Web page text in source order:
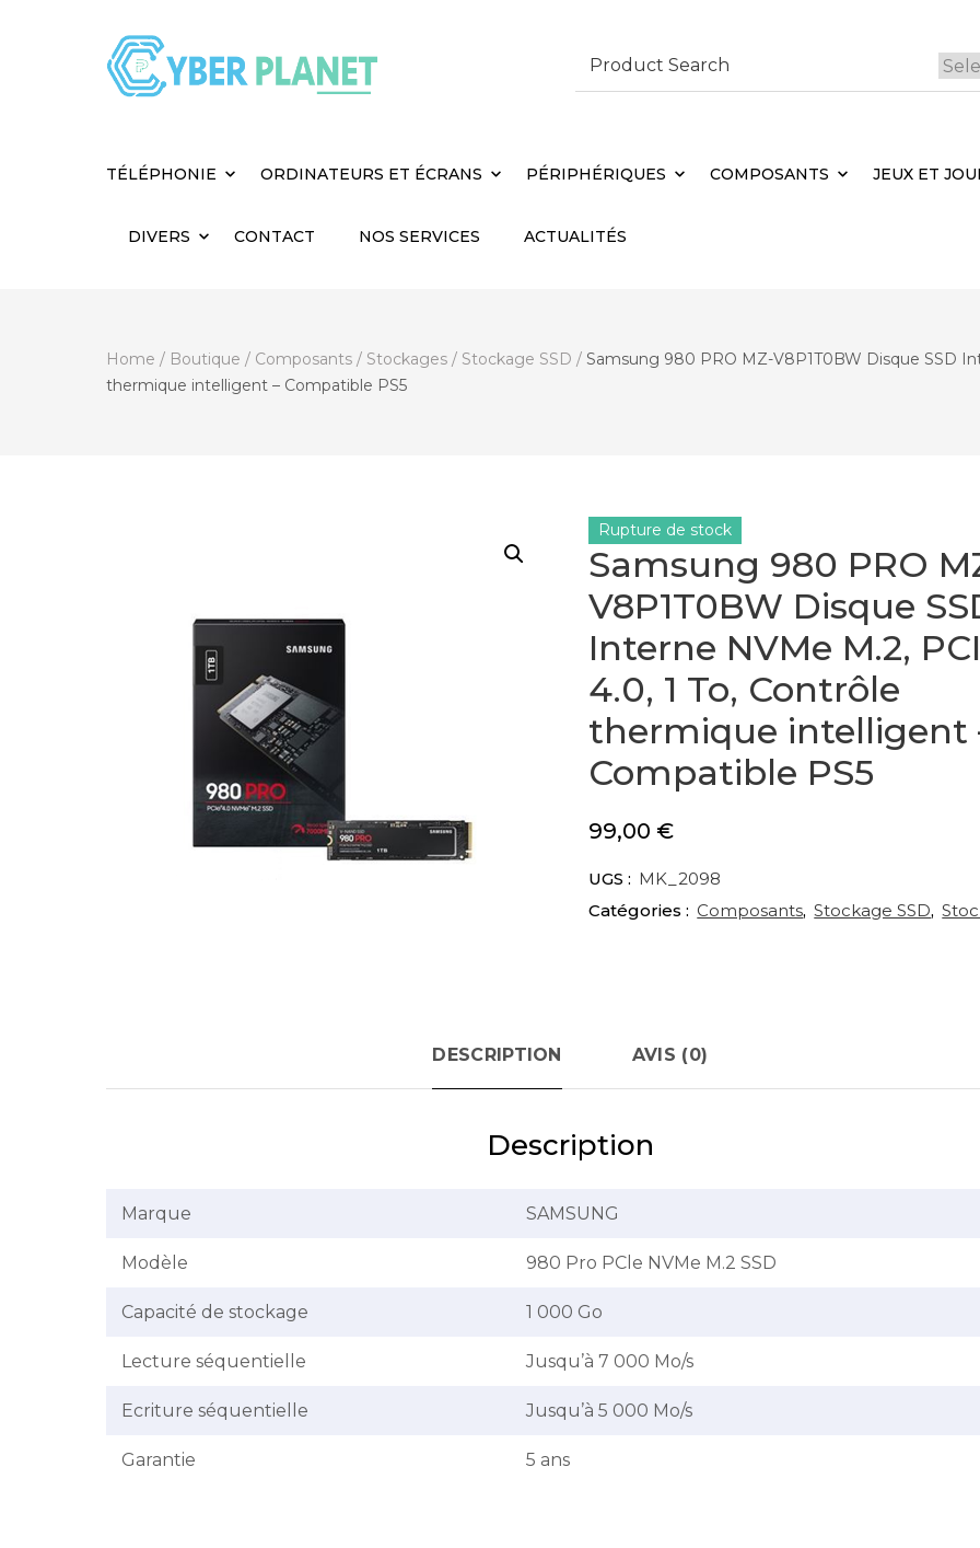
Search
for:
TÉLÉPHONIE ORDINATEURS ET ÉCRANS PÉRIPHÉRIQUES COMPOSANTS JEUX ET
DIVERS CONTACT NOS SERVICES ACTUALITÉS
Home / Boutique / Composants / Stockages / Stockage SSD / Samsung 980 PRO MZ-V8P1T0BW Disque SSD
thermique intelligent – Compatible PS5
Samsung 980 PRO
V8P1T0BW Disque
Interne NVMe M.2,
4.0, 1 To, Contrôle
thermique intelligent
Compatible PS5
99,00 €
Rupture de stock
UGS : MK_2098
Catégories : Composants, Stockage SSD,
DESCRIPTION AVIS (0)
Description
Marque SAMSUNG
Modèle 980 Pro PCle NVMe M.2 SSD
Capacité de stockage 1 000 Go
Lecture séquentielle Jusqu’à 7 000 Mo/s
Ecriture séquentielle Jusqu’à 5 000 Mo/s
Garantie 5 ans